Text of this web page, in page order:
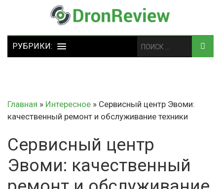
Главная » Интересное » Сервисный центр Эвоми:
качественный ремонт и обслуживание техники
Сервисный центр
Эвоми: качественный